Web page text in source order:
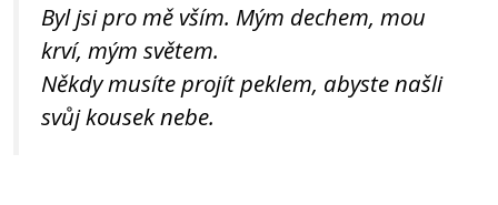
Byl jsi pro mě vším. Mým dechem, mou
krví, mým světem.
Někdy musíte projít peklem, abyste našli
svůj kousek nebe.